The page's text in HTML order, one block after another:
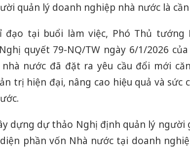
quản lý doanh nghiệp nhà nước là
đạo tại buổi làm việc, Phó Thủ tướng
quyết 79-NQ/TW ngày 6/1/2026
nước đã đặt ra yêu cầu đổi mới
trị hiện đại, nâng cao hiệu quả và sức
dựng dự thảo Nghị định quản lý người
phần vốn Nhà nước tại doanh